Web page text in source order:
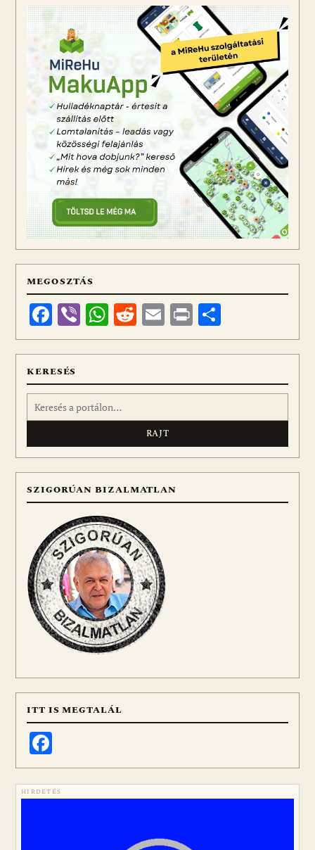
MEGOSZTÁS
Facebook
ViberWhatsApp
Reddit
Email
Print
meg
KERESÉS
Keresés:
SZIGORÚAN BIZALMATLAN
ITT IS MEGTALÁL
HIRDETÉS